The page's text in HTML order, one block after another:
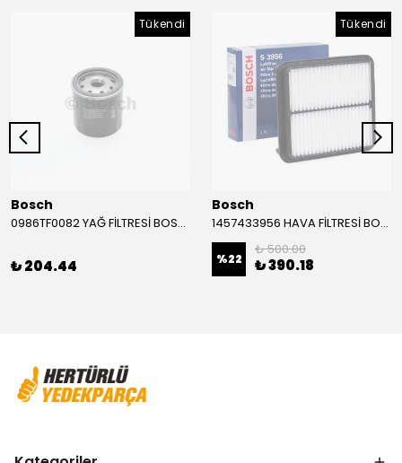
Tükendi
Bosch
0986TF0082 YAĞ FİLTRESİ BOSCH
₺ 204.44
Tükendi
Bosch
1457433956 HAVA FİLTRESİ BOSCH
%22
₺ 500.00
₺ 390.18